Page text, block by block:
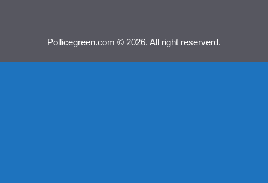
Pollicegreen.com © 2026. All right reserverd.